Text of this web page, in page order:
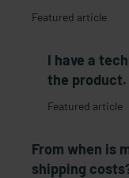
Featured article
I have a
the
Featured article
From when is
shipping